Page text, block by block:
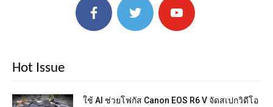
Hot Issue
ใช้ AI ช่วยโฟกัส Canon EOS R6 V จัดสเปกวิดีโอ